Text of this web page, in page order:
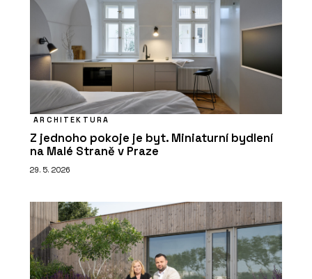
ARCHITEKTURA
Z jednoho pokoje je byt. Miniaturní bydlení
na Malé Straně v Praze
29. 5. 2026